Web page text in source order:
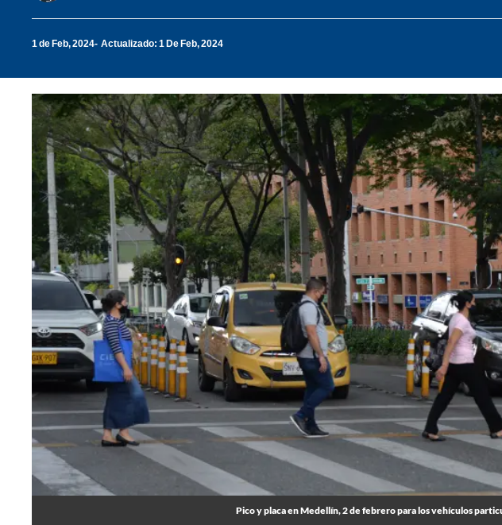
1 de Feb, 2024 Actualizado: 1 De Feb, 2024
Pico y placa en Medellín, 2 de febrero para los vehículos